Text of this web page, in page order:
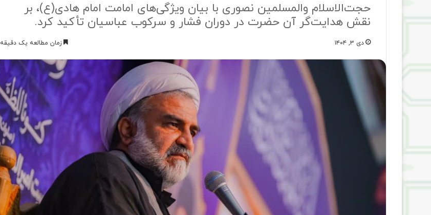
حجت‌الاسلام والمسلمین نصوری با بیان ویژگی‌های امامت امام هادی(ع)، بر
نقش هدایت‌گر آن حضرت در دوران فشار و سرکوب عباسیان تأکید کرد.
دی ۳, ۱۴۰۴ زمان مطالعه یک دقیقه